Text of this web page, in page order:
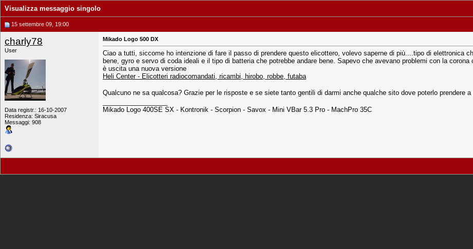
Visualizza messaggio singolo
15 settembre 09, 19:00
charly78
User
Data registr.: 16-10-2007
Residenza: Siracusa
Messaggi: 908
Mikado Logo 500 DX
Ciao a tutti, siccome ho intenzione di fare il passo di prendere questo elicottero, volevo saperne di più....tipo di elettronica
bene, gyro e servo di coda ideali e il tipo di batteria che potrebbe andare bene. Sapevo che avevano problemi con la
è uscita una nuova versione
Heli Center - Elicotteri radiocomandati, ricambi, hirobo, robbe, futaba
Qualcuno ne sa qualcosa? Grazie per le risposte e se siete tanto gentili di darmi anche qualche sito dove poterlo prendere
Mikado Logo 400SE SX - Kontronik - Scorpion - Savox - Mini VBar 5.3 Pro - MachPro 35C